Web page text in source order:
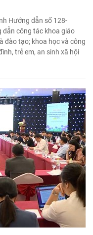
Hướng dẫn số 128-
dẫn công tác khoa giáo
đào tạo; khoa học và công
trẻ em, an sinh xã hội